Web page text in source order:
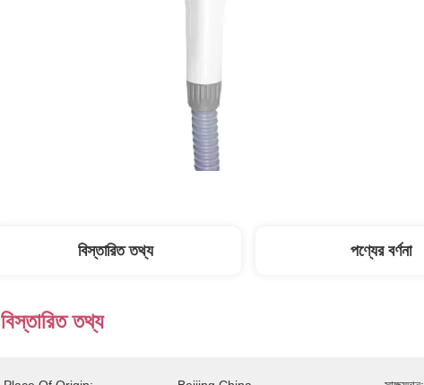
বিস্তারিত তথ্য পণ্যের বর্ণনা
বিস্তারিত তথ্য